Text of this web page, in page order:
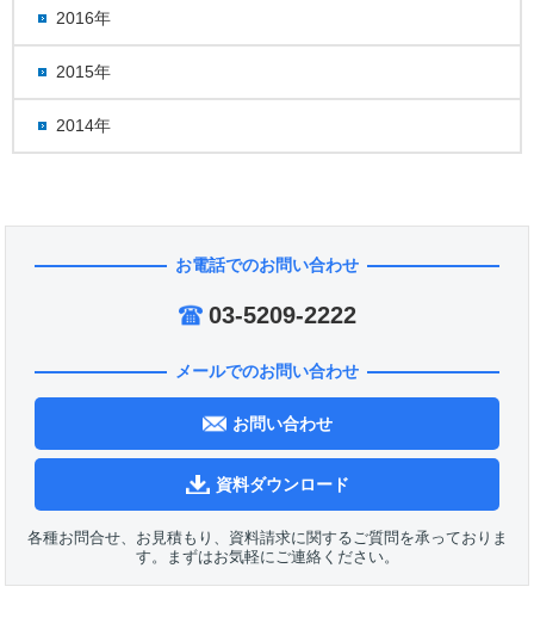
2016年
2015年
2014年
お電話でのお問い合わせ
03-5209-2222
メールでのお問い合わせ
お問い合わせ
資料ダウンロード
各種お問合せ、お見積もり、資料請求に関するご質問を承っておりま
す。まずはお気軽にご連絡ください。